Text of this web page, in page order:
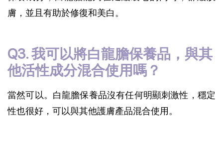
膚，並且有助於修復和美白。
Q3. 我可以將白龍膽保養品，與其
他活性成分混合使用嗎？
當然可以。白龍膽保養品沒有任何明顯刺激性，穩定
性也很好，可以與其他護膚產品混合使用。